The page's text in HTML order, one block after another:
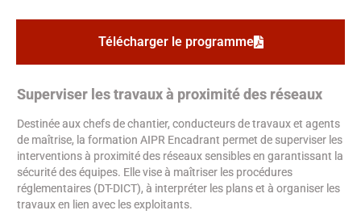
Télécharger le programme
Superviser les travaux à proximité des réseaux
Destinée aux chefs de chantier, conducteurs de travaux et agents
de maîtrise, la formation AIPR Encadrant permet de superviser les
interventions à proximité des réseaux sensibles en garantissant la
sécurité des équipes. Elle vise à maîtriser les procédures
réglementaires (DT-DICT), à interpréter les plans et à organiser les
travaux en lien avec les exploitants.